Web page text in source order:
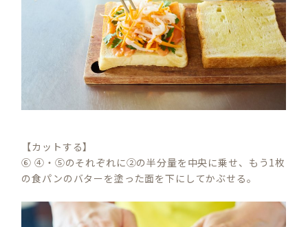
【カットする】
⑥ ④・⑤のそれぞれに②の半分量を中央に乗せ、もう1枚
の食パンのバターを塗った面を下にしてかぶせる。